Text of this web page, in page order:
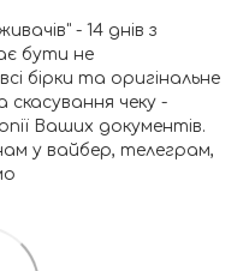
- 14 днів з
бути не
бірки та оригінальне
чеку -
Ваших документів.
у вайбер, телеграм,